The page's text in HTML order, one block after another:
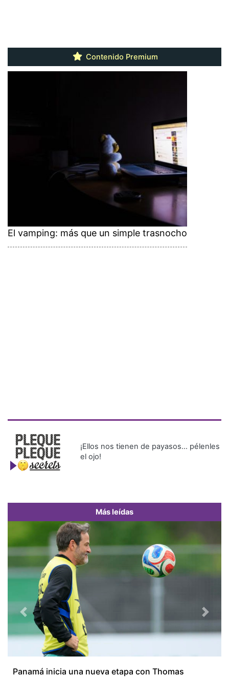
Contenido Premium
El vamping: más que un simple trasnocho
¡Ellos nos tienen de payasos… pélenles
el ojo!
Más leídas
Panamá inicia una nueva etapa con Thomas
Previous Next